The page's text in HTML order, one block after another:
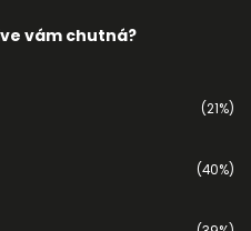
vám chutná?
(21%)
(40%)